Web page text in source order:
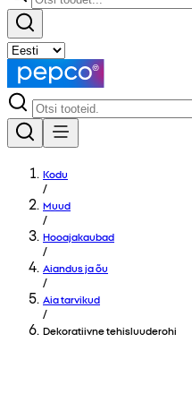
Kodu
/
Muud
/
Hooajakaubad
/
Aiandus ja õu
/
Aia tarvikud
/
Dekoratiivne tehisluuderohi